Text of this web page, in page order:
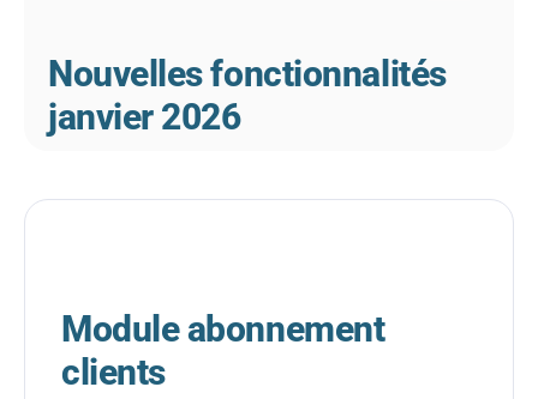
Nouvelles fonctionnalités
janvier 2026
Module abonnement
clients